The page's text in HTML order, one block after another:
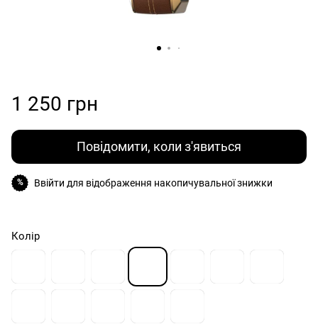
1 250 грн
Повідомити, коли з'явиться
% Ввійти для відображення накопичувальної знижки
Колір